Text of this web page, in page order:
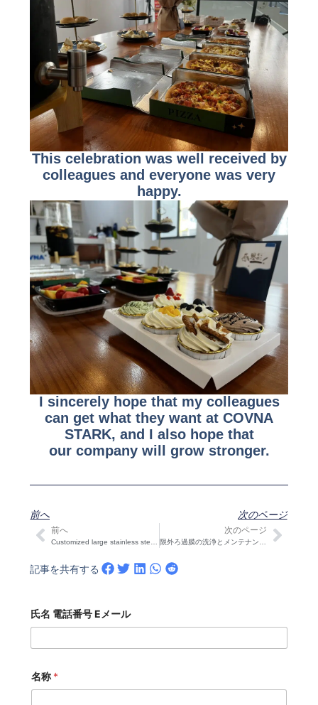
This celebration was well received by
colleagues and everyone was very
happy.
I sincerely hope that my colleagues
can get what they want at COVNA
STARK, and I also hope that
our company will grow stronger.
前へ 次のページ
Prev
前へ 次のページ次の
記事を共有する
氏名 電話番号 Eメール
名称 *